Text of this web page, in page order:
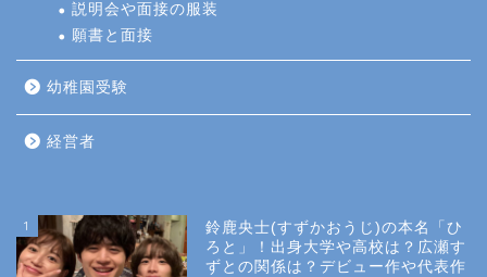
説明会や面接の服装
願書と面接
幼稚園受験
経営者
1
鈴鹿央士(すずかおうじ)の本名「ひ
ろと」！出身大学や高校は？広瀬す
ずとの関係は？デビュー作や代表作